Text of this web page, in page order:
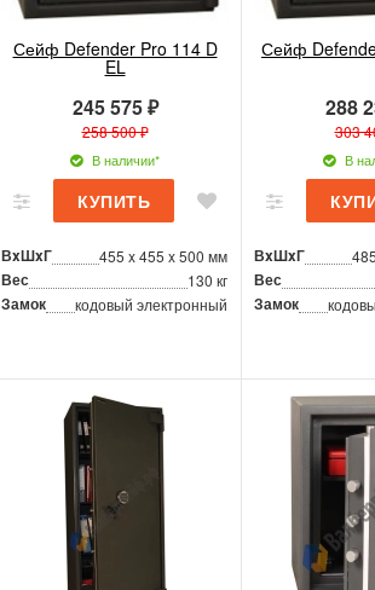
Сейф Defender Pro 114 D
EL
245 575 ₽
258 500 ₽
В наличии*
ВxШxГ 455 x 455 x 500 мм
Вес 130 кг
Замок кодовый электронный
Сейф
288
303
В
ВxШxГ
Вес
Замок